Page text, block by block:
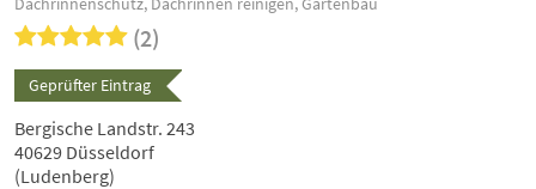
(2)
Geprüfter Eintrag
Bergische Landstr. 243
40629 Düsseldorf
(Ludenberg)